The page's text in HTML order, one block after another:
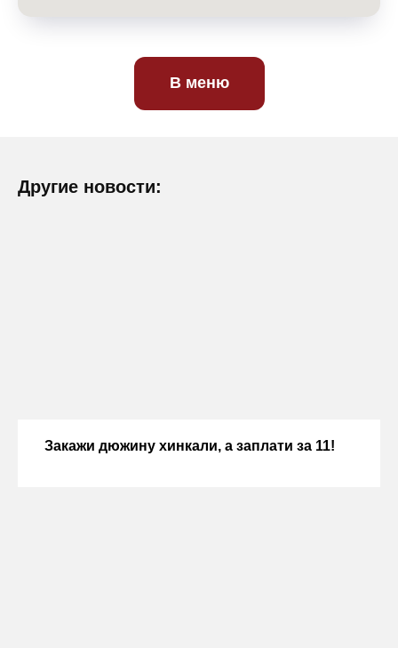
В меню
Другие новости:
Закажи дюжину хинкали, а заплати за 11!